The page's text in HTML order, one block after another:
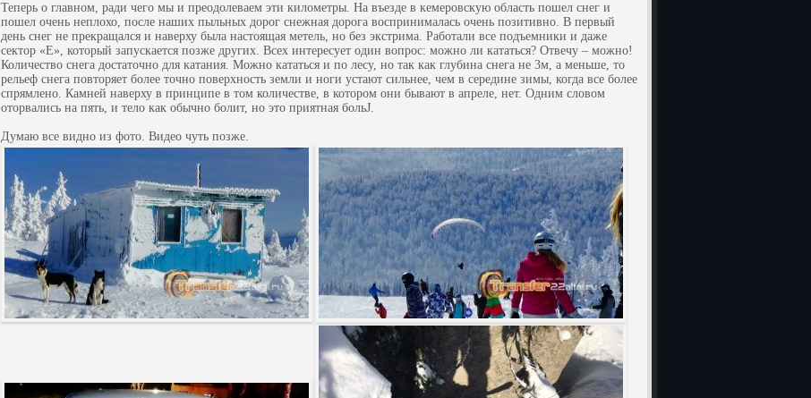
Теперь о главном, ради чего мы и преодолеваем эти километры. На въезде в кемеровскую область пошел снег и
пошел очень неплохо, после наших пыльных дорог снежная дорога воспринималась очень позитивно. В первый
день снег не прекращался и наверху была настоящая метель, но без экстрима. Работали все подъемники и даже
сектор «Е», который запускается позже других. Всех интересует один вопрос: можно ли кататься? Отвечу – можно!
Количество снега достаточно для катания. Можно кататься и по лесу, но так как глубина снега не 3м, а меньше, то
рельеф снега повторяет более точно поверхность земли и ноги устают сильнее, чем в середине зимы, когда все более
спрямлено. Камней наверху в принципе в том количестве, в котором они бывают в апреле, нет. Одним словом
оторвались на пять, и тело как обычно болит, но это приятная больJ.
Думаю все видно из фото. Видео чуть позже.